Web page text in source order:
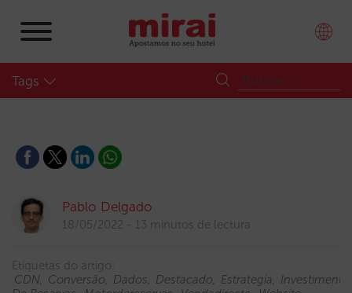
Tags
Pablo Delgado
18/05/2022 13 minutos de lectura
Etiquetas do artigo:
CDN
Conversão Dados Destacado Estrategia